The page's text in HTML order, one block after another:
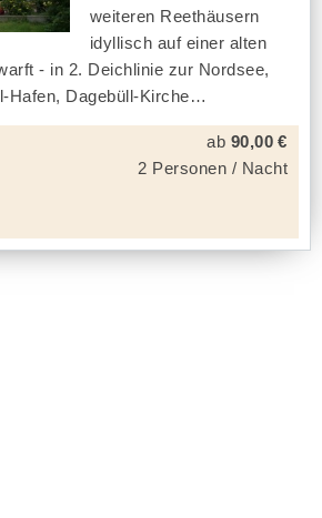
weiteren Reethäusern
idyllisch auf einer alten
- in 2. Deichlinie zur Nordsee,
Hafen, Dagebüll-Kirche
ab 90,00 €
2 Personen / Nacht